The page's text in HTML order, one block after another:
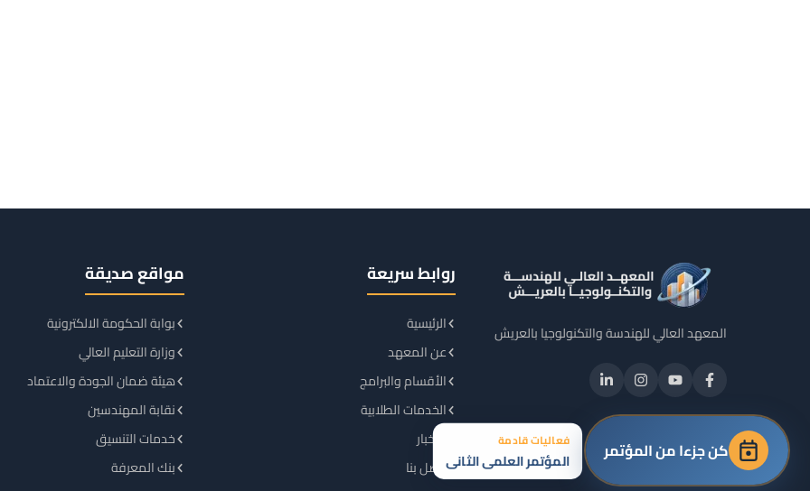
المعهد العالي للهندسة والتكنولوجيا بالعريش
روابط سريعة
الرئيسية
عن المعهد
الأقسام والبرامج
الخدمات الطلابية
الأخبار
اتصل بنا
مواقع صديقة
بوابة الحكومة الالكترونية
وزارة التعليم العالي
هيئة ضمان الجودة والاعتماد
نقابة المهندسين
خدمات التنسيق
بنك المعرفة
فعاليات قادمة
المؤتمر العلمي الثاني كن جزءا من المؤتمر